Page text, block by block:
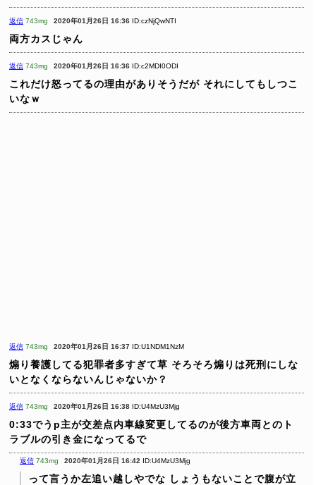
返信 743mg 2020年01月26日 16:36 ID:czNjQwNTI
両方カスじゃん
返信 743mg 2020年01月26日 16:36 ID:c2MDI0ODI
これだけ怒ってるの理由がありそうだが それにしてもしつこ
いなｗ
返信 743mg 2020年01月26日 16:37 ID:U1NDM1NzM
煽り養護してる犯罪者多すぎて草 そろそろ煽りは死刑にしな
いとなくならないんじゃないか？
返信 743mg 2020年01月26日 16:38 ID:U4MzU3Mjg
0:33でうp主が交差点内車線変更してるのが後方車両とのト
ラブルの引き金になってるで
返信 743mg 2020年01月26日 16:42 ID:U4MzU3Mjg
って言うか左追い越しやでな しょうもないことで腹が立